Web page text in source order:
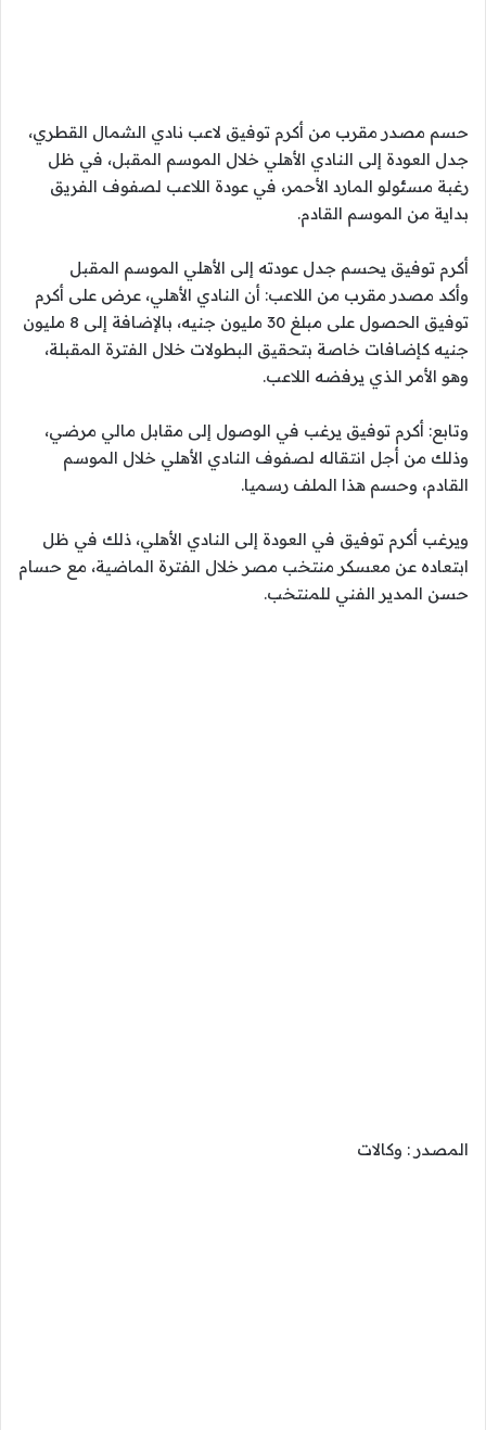
حسم مصدر مقرب من أكرم توفيق لاعب نادي الشمال القطري،
جدل العودة إلى النادي الأهلي خلال الموسم المقبل، في ظل
رغبة مسئولو المارد الأحمر، في عودة اللاعب لصفوف الفريق
بداية من الموسم القادم.
أكرم توفيق يحسم جدل عودته إلى الأهلي الموسم المقبل
وأكد مصدر مقرب من اللاعب: أن النادي الأهلي، عرض على أكرم
توفيق الحصول على مبلغ 30 مليون جنيه، بالإضافة إلى 8 مليون
جنيه كإضافات خاصة بتحقيق البطولات خلال الفترة المقبلة،
وهو الأمر الذي يرفضه اللاعب.
وتابع: أكرم توفيق يرغب في الوصول إلى مقابل مالي مرضي،
وذلك من أجل انتقاله لصفوف النادي الأهلي خلال الموسم
القادم، وحسم هذا الملف رسميا.
ويرغب أكرم توفيق في العودة إلى النادي الأهلي، ذلك في ظل
ابتعاده عن معسكر منتخب مصر خلال الفترة الماضية، مع حسام
حسن المدير الفني للمنتخب.
المصدر : وكالات